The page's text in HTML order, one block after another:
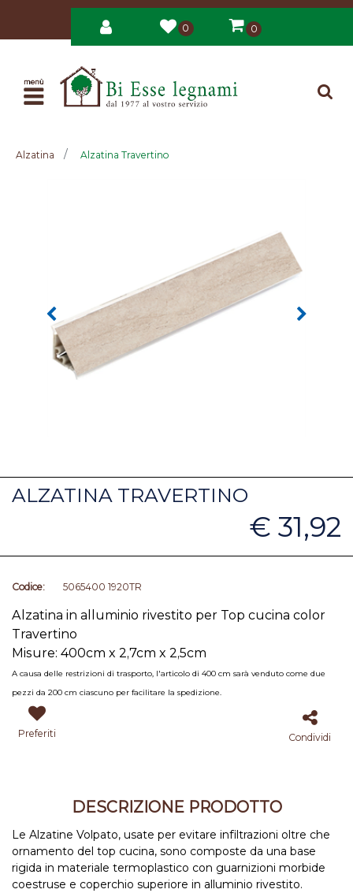
0 0
Open
Alzatina Alzatina Travertino
ALZATINA TRAVERTINO
€ 31,92
Codice: 5065400 1920TR
Alzatina in alluminio rivestito per Top cucina color
Travertino
Misure: 400cm x 2,7cm x 2,5cm
A causa delle restrizioni di trasporto, l'articolo di 400 cm sarà venduto come due
pezzi da 200 cm ciascuno per facilitare la spedizione.
Preferiti Condividi
DESCRIZIONE PRODOTTO
Le Alzatine Volpato, usate per evitare infiltrazioni oltre che
ornamento del top cucina, sono composte da una base
rigida in materiale termoplastico con guarnizioni morbide
coestruse e coperchio superiore in alluminio rivestito.